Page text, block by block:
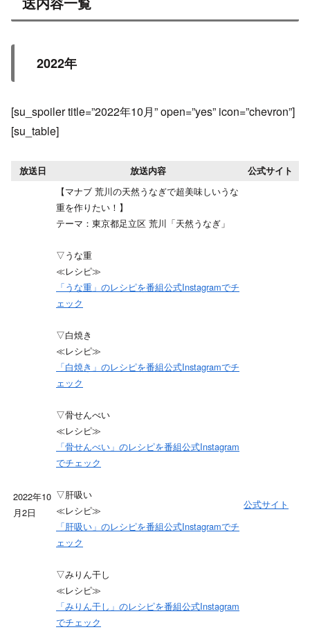
2022年
[su_spoiler title=”2022年10月” open=”yes” icon=”chevron”]
[su_table]
放送日 放送内容 公式サイト
2022年10
月2日
【マナブ 荒川の天然うなぎで超美味しいうな
重を作りたい！】
テーマ：東京都足立区 荒川「天然うなぎ」
▽うな重
≪レシピ≫
「うな重」のレシピを番組公式Instagramでチ
ェック
▽白焼き
≪レシピ≫
「白焼き」のレシピを番組公式Instagramでチ
ェック
▽骨せんべい
≪レシピ≫
「骨せんべい」のレシピを番組公式Instagram
でチェック
▽肝吸い
≪レシピ≫
「肝吸い」のレシピを番組公式Instagramでチ
ェック
▽みりん干し
≪レシピ≫
「みりん干し」のレシピを番組公式Instagram
でチェック
公式サイト